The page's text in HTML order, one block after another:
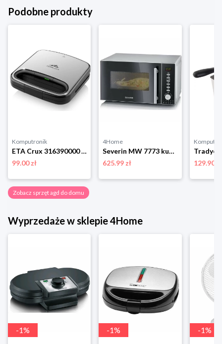
Podobne produkty
Komputronik
ETA Crux 316390000 srebrny
99.00 zł
4Home
Severin MW 7773 kuchenka mikrofalowa z grillem i funkcją gorącego powietrza, srebrny
625.99 zł
129.90 zł
Zobacz sprzęt agd do domu
Wyprzedaże w sklepie 4Home
-1% -1% -1%